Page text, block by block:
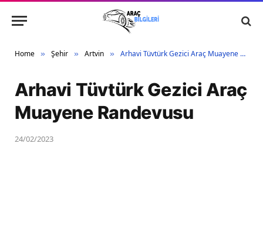
Home » Şehir » Artvin » Arhavi Tüvtürk Gezici Araç Muayene Randevusu
Arhavi Tüvtürk Gezici Araç
Muayene Randevusu
24/02/2023